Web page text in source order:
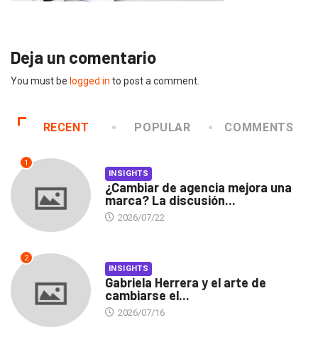
Deja un comentario
You must be logged in to post a comment.
RECENT POPULAR COMMENTS
1
INSIGHTS
¿Cambiar de agencia mejora una
marca? La discusión...
2026/07/22
2
INSIGHTS
Gabriela Herrera y el arte de
cambiarse el...
2026/07/16